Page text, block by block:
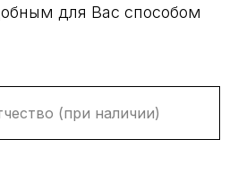
для Вас способом